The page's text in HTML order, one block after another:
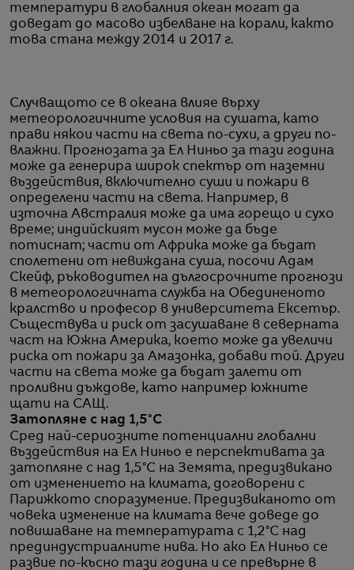
температури в глобалния океан могат да
доведат до масово избелване на корали, както
това стана между 2014 и 2017 г.
Случващото се в океана влияе върху
метеорологичните условия на сушата, като
прави някои части на света по-сухи, а други по-
влажни. Прогнозата за Ел Ниньо за тази година
може да генерира широк спектър от наземни
въздействия, включително суши и пожари в
определени части на света. Например, в
източна Австралия може да има горещо и сухо
време; индийският мусон може да бъде
потиснат; части от Африка може да бъдат
сполетени от невиждана суша, посочи Адам
Скейф, ръководител на дългосрочните прогнози
в метеорологичната служба на Обединеното
кралство и професор в университета Ексетър.
Съществува и риск от засушаване в северната
част на Южна Америка, което може да увеличи
риска от пожари за Амазонка, добави той. Други
части на света може да бъдат залети от
проливни дъждове, като например южните
щати на САЩ.
Затопляне с над 1,5°C
Сред най-сериозните потенциални глобални
въздействия на Ел Ниньо е перспективата за
затопляне с над 1,5°С на Земята, предизвикано
от изменението на климата, договорени с
Парижкото споразумение. Предизвиканото от
човека изменение на климата вече доведе до
повишаване на температурата с 1,2°C над
прединдустриалните нива. Но ако Ел Ниньо се
развие по-късно тази година и се превърне в